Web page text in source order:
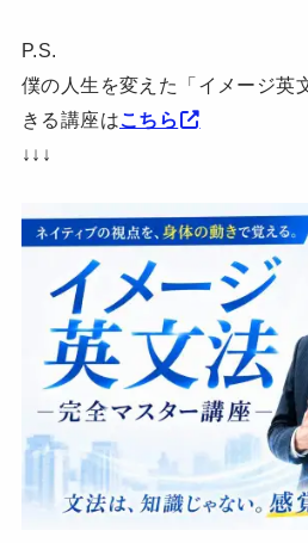
P.S.
僕の人生を変えた「イメージ英
きる講座はこちら
↓↓↓